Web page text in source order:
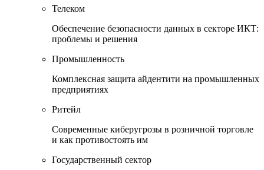
Телеком
Обеспечение безопасности данных в секторе ИКТ:
проблемы и решения
Промышленность
Комплексная защита айдентити на промышленных
предприятиях
Ритейл
Современные киберугрозы в розничной торговле
и как противостоять им
Государственный сектор